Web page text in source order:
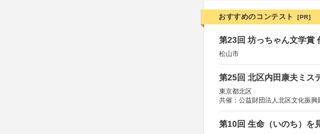
おすすめのコンテスト [PR]
第23回 坊っちゃん文学賞
松山市
第25回 北区内田康夫ミス
東京都北区
共催：公益財団法人北区文化振興
協賛：株式会社実業之日本社
第10回 生命（いのち）を